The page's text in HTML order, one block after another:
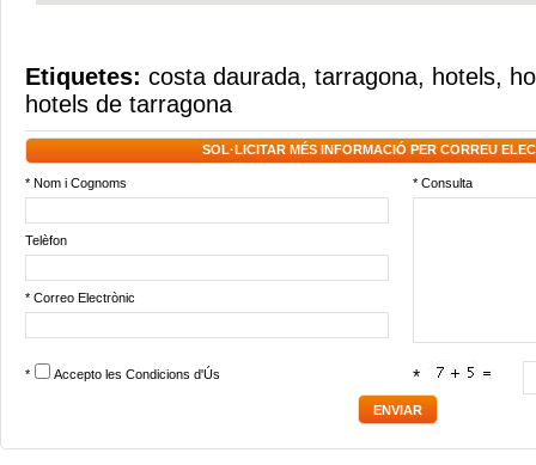
Etiquetes: costa daurada, tarragona, hotels,
hotels de tarragona
SOL·LICITAR MÉS INFORMACIÓ PER CORREU
* Nom i Cognoms * Consulta
Telèfon
* Correo Electrònic
* Accepto les Condicions d'Ús *